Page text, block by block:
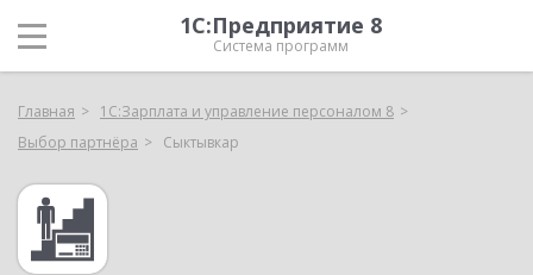
1С:Предприятие 8
Система программ
Главная
1С:Зарплата и управление персоналом 8
Выбор партнёра
Сыктывкар